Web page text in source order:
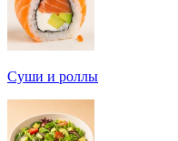
Суши и роллы